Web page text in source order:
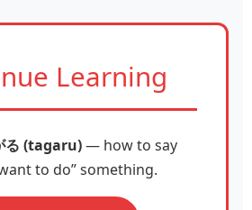
Learning
る (tagaru)— how to say
to do” something.